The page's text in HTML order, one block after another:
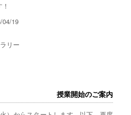
04/19
リー
授業開始のご案内